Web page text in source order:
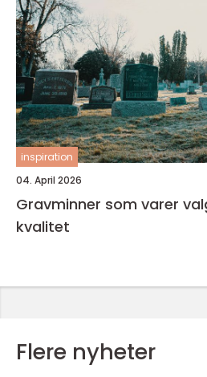
inspiration
04. April 2026
Gravminner som varer valg, tilpasning og
kvalitet
Flere nyheter